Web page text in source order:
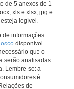
de 5 anexos de 1
xls e xlsx, jpg e
legível.
de informações
disponível
que o
serão analisadas
Lembre-se: a
é
de